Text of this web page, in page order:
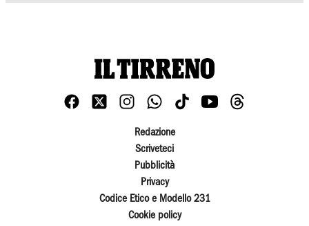
Redazione
Scriveteci
Pubblicità
Privacy
Codice Etico e Modello 231
Cookie policy